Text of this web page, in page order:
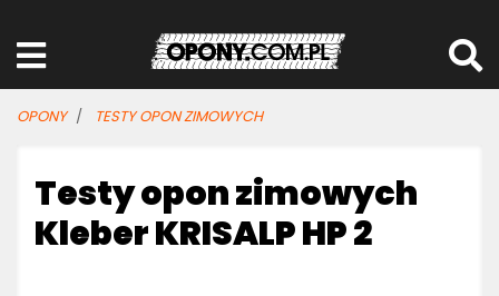
OPONY TESTY OPON ZIMOWYCH
Testy opon zimowych
Kleber KRISALP HP 2